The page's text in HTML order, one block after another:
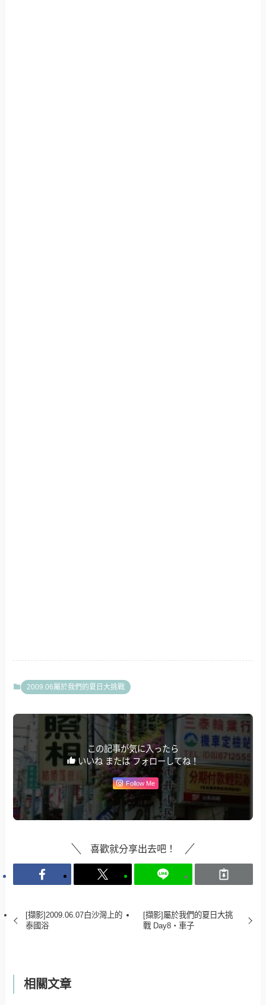
2009.06屬於我們的夏日大挑戰
この記事が気に入ったら
いいね または フォローしてね！
Follow Me
喜歡就分享出去吧！
[擷影]2009.06.07白沙灣上的
泰國浴
[擷影]屬於我們的夏日大挑
戰 Day8‧車子
相關文章